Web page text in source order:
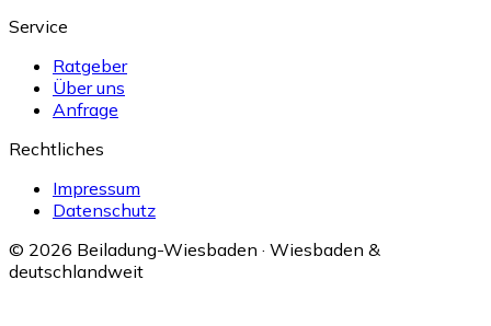
Service
Ratgeber
Über uns
Anfrage
Rechtliches
Impressum
Datenschutz
© 2026 Beiladung-Wiesbaden · Wiesbaden &
deutschlandweit